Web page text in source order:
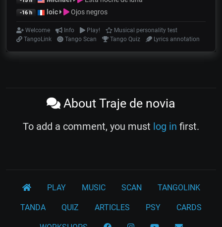
-16 h loic Ojos negros
Welcome Info Play!
Musical personality test
TangoLink
Tango Scan Tango Quiz Lyrics annotation
About Traje de novia
To add a comment, you must log in first.
PLAY MUSIC SCAN TANGOLINK
TANDA QUIZ ARTICLES PSY CARDS